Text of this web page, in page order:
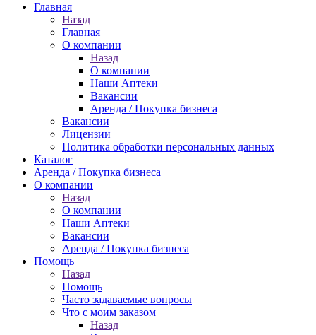
Главная
Назад
Главная
О компании
Назад
О компании
Наши Аптеки
Вакансии
Аренда / Покупка бизнеса
Вакансии
Лицензии
Политика обработки персональных данных
Каталог
Аренда / Покупка бизнеса
О компании
Назад
О компании
Наши Аптеки
Вакансии
Аренда / Покупка бизнеса
Помощь
Назад
Помощь
Часто задаваемые вопросы
Что с моим заказом
Назад